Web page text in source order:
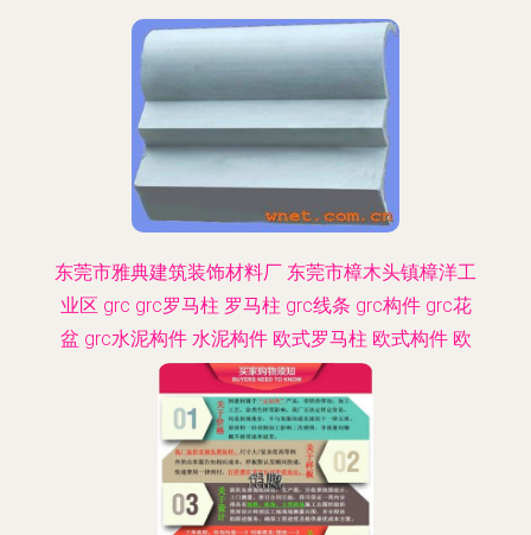
东莞市雅典建筑装饰材料厂 东莞市樟木头镇樟洋工
业区 grc grc罗马柱 罗马柱 grc线条 grc构件 grc花
盆 grc水泥构件 水泥构件 欧式罗马柱 欧式构件 欧
式水泥构件